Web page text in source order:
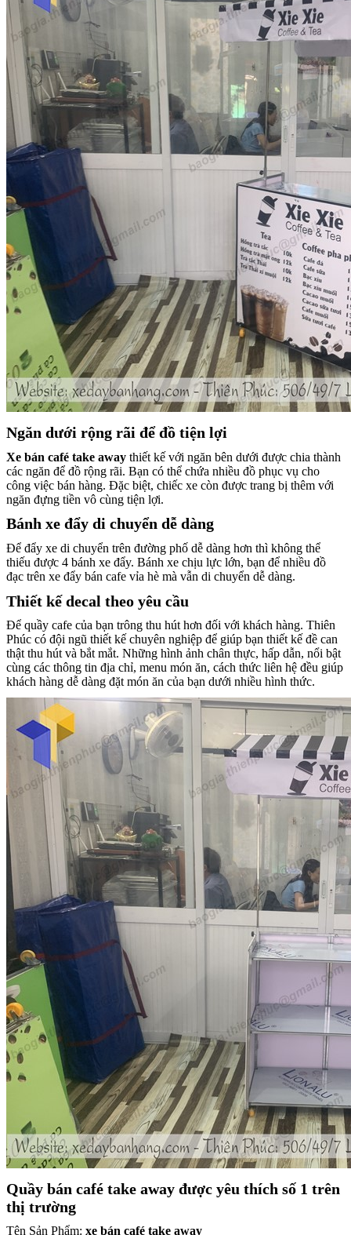
Ngăn dưới rộng rãi để đồ tiện lợi
Xe bán café take away thiết kế với ngăn bên dưới được chia thành
các ngăn để đồ rộng rãi. Bạn có thể chứa nhiều đồ phục vụ cho
công việc bán hàng. Đặc biệt, chiếc xe còn được trang bị thêm với
ngăn đựng tiền vô cùng tiện lợi.
Bánh xe đẩy di chuyển dễ dàng
Để đẩy xe di chuyển trên đường phố dễ dàng hơn thì không thể
thiếu được 4 bánh xe đẩy. Bánh xe chịu lực lớn, bạn để nhiều đồ
đạc trên xe đẩy bán cafe vỉa hè mà vẫn di chuyển dễ dàng.
Thiết kế decal theo yêu cầu
Để quầy cafe của bạn trông thu hút hơn đối với khách hàng. Thiên
Phúc có đội ngũ thiết kế chuyên nghiệp để giúp bạn thiết kế đề can
thật thu hút và bắt mắt. Những hình ảnh chân thực, hấp dẫn, nổi bật
cùng các thông tin địa chỉ, menu món ăn, cách thức liên hệ đều giúp
khách hàng dễ dàng đặt món ăn của bạn dưới nhiều hình thức.
Quầy bán café take away được yêu thích số 1 trên
thị trường
Tên Sản Phẩm: xe bán café take away